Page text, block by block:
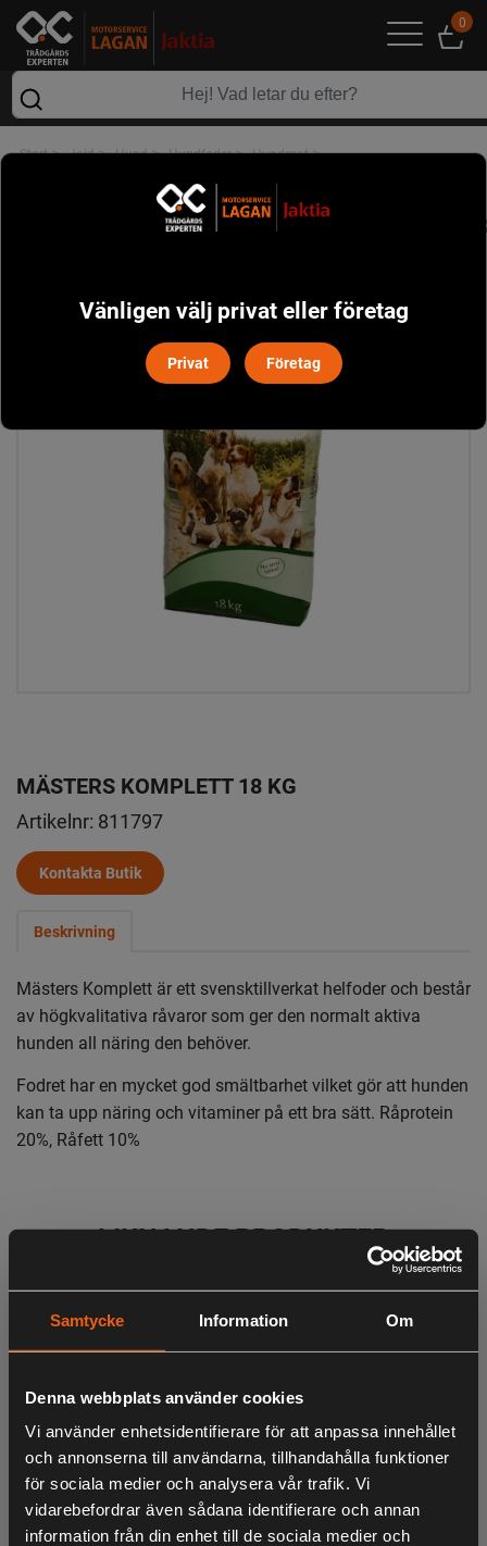
Samtycke Information Om
Denna webbplats använder cookies
Vi använder enhetsidentifierare för att anpassa innehållet
och annonserna till användarna, tillhandahålla funktioner
för sociala medier och analysera vår trafik. Vi
vidarebefordrar även sådana identifierare och annan
information från din enhet till de sociala medier och
0
Start> Jakt> Hund> Hundfoder> Hundmat>
MÄSTERS KOMPLETT 18 KG
Artikelnr: 811797
Kontakta Butik
Beskrivning
Mästers Komplett är ett svensktillverkat helfoder och består
av högkvalitativa råvaror som ger den normalt aktiva
hunden all näring den behöver.
Fodret har en mycket god smältbarhet vilket gör att hunden
kan ta upp näring och vitaminer på ett bra sätt. Råprotein
20%, Råfett 10%
LIKNANDE PRODUKTER
KÖPS OFTA TILLSAMMANS
ANDRA HAR OCKSÅ TITTAT PÅ
Vänligen välj privat eller företag
Privat Företag